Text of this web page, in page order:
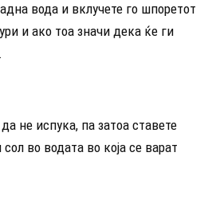
вода и вклучете го шпоретот
и ако тоа значи дека ќе ги
не испука, па затоа ставете
во водата во која се варат